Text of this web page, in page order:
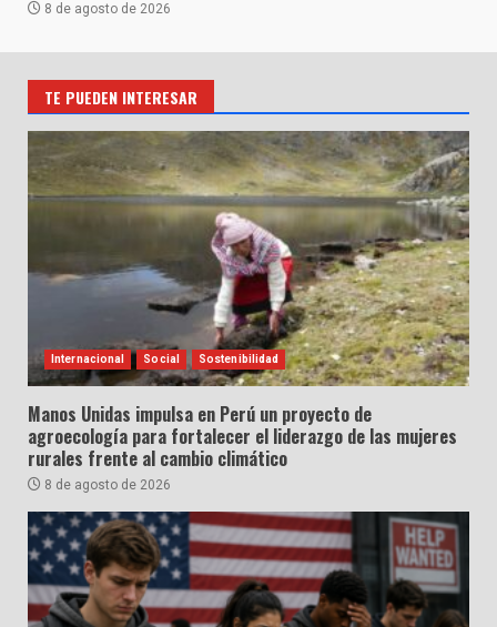
8 de agosto de 2026
TE PUEDEN INTERESAR
Internacional Social Sostenibilidad
Manos Unidas impulsa en Perú un proyecto de
agroecología para fortalecer el liderazgo de las mujeres
rurales frente al cambio climático
8 de agosto de 2026